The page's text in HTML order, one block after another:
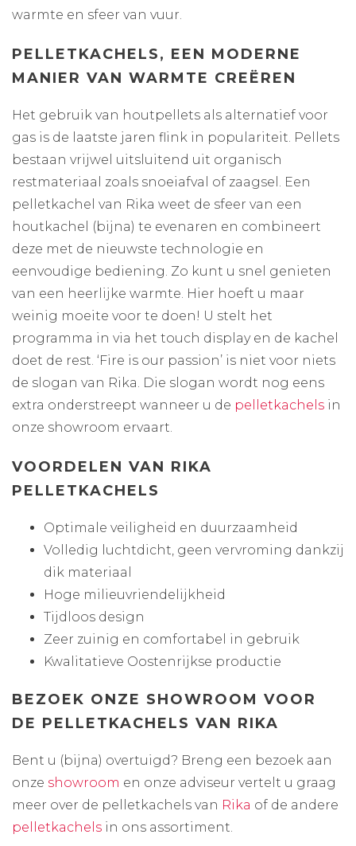
warmte en sfeer van vuur.
PELLETKACHELS, EEN MODERNE
MANIER VAN WARMTE CREËREN
Het gebruik van houtpellets als alternatief voor
gas is de laatste jaren flink in populariteit. Pellets
bestaan vrijwel uitsluitend uit organisch
restmateriaal zoals snoeiafval of zaagsel. Een
pelletkachel van Rika weet de sfeer van een
houtkachel (bijna) te evenaren en combineert
deze met de nieuwste technologie en
eenvoudige bediening. Zo kunt u snel genieten
van een heerlijke warmte. Hier hoeft u maar
weinig moeite voor te doen! U stelt het
programma in via het touch display en de kachel
doet de rest. ‘Fire is our passion’ is niet voor niets
de slogan van Rika. Die slogan wordt nog eens
extra onderstreept wanneer u de pelletkachels in
onze showroom ervaart.
VOORDELEN VAN RIKA
PELLETKACHELS
Optimale veiligheid en duurzaamheid
Volledig luchtdicht, geen vervroming dankzij
dik materiaal
Hoge milieuvriendelijkheid
Tijdloos design
Zeer zuinig en comfortabel in gebruik
Kwalitatieve Oostenrijkse productie
BEZOEK ONZE SHOWROOM VOOR
DE PELLETKACHELS VAN RIKA
Bent u (bijna) overtuigd? Breng een bezoek aan
onze showroom en onze adviseur vertelt u graag
meer over de pelletkachels van Rika of de andere
pelletkachels in ons assortiment.